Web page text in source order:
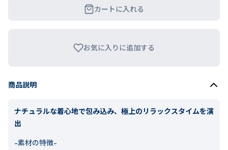
カートに入れる
お気に入りに追加する
商品説明
ナチュラルな着心地で包み込み、極上のリラックスタイムを演
出
-素材の特徴-